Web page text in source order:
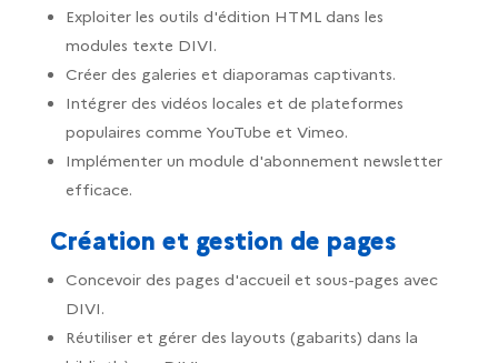
Exploiter les outils d'édition HTML dans les
modules texte DIVI.
Créer des galeries et diaporamas captivants.
Intégrer des vidéos locales et de plateformes
populaires comme YouTube et Vimeo.
Implémenter un module d'abonnement newsletter
efficace.
Création et gestion de pages
Concevoir des pages d'accueil et sous-pages avec
DIVI.
Réutiliser et gérer des layouts (gabarits) dans la